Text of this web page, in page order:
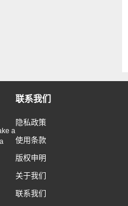
a
联系我们
隐私政策
使用条款
版权申明
关于我们
联系我们